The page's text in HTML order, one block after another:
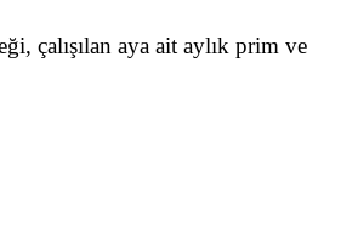
çalışılan aya ait aylık prim ve